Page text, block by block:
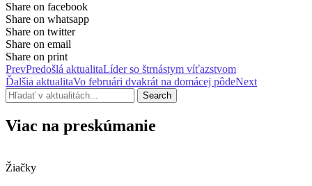
Share on facebook
Share on whatsapp
Share on twitter
Share on email
Share on print
PrevPredošlá aktualitaLíder so štrnástym víťazstvom
Ďalšia aktualitaVo februári dvakrát na domácej pôdeNext
Search
Viac na preskúmanie
Žiačky